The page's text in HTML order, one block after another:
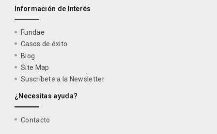
Información de Interés
Fundae
Casos de éxito
Blog
Site Map
Suscríbete a la Newsletter
¿Necesitas ayuda?
Contacto